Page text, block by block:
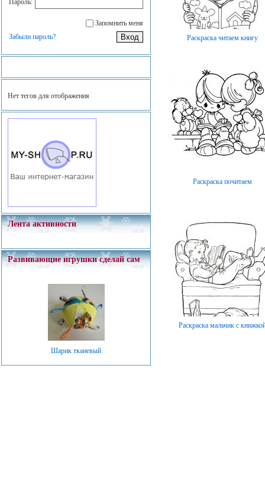
Пароль:
Запомнить меня
Забыли пароль?
Нет тегов для отображения
Лента активности
Развивающие игрушки сделай сам
Шарик тканевый
Раскраска читаем книгу
Раскраска почитаем
Раскраска мальчик с